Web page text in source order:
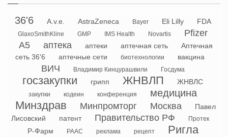
36'6 A.v.e. AstraZeneca Bayer Eli Lilly FDA
GlaxoSmithKline GMP IMS Health Novartis
Pfizer
А5
аптека аптеки аптечная сеть
Аптечная
сеть 36'6
аптечные сети биотехнологии вакцина
ВИЧ Владимир Кинцурашвили Госдума
госзакупки грипп ЖНВЛП ЖНВЛС
закупки кодеин конференция медицина
Минздрав Минпромторг Москва
Павел
Лисовский
патент Правительство РФ Протек
Р-Фарм РААС реклама рецепт Ригла